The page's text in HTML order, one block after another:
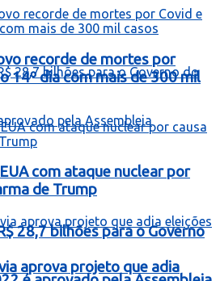
28,7 bilhões para o Governo
recorde de mortes por
14º dia com mais de 300 mil
com ataque nuclear por
de Trump
aprova projeto que adia